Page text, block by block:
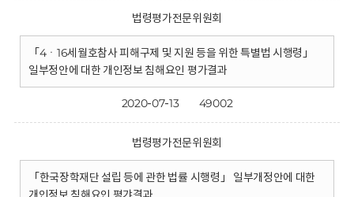
법령평가전문위원회
「4ㆍ16세월호참사 피해구제 및 지원 등을 위한 특별법 시행령」
일부정안에 대한 개인정보 침해요인 평가결과
2020-07-13 49002
법령평가전문위원회
「한국장학재단 설립 등에 관한 법률 시행령」 일부개정안에 대한